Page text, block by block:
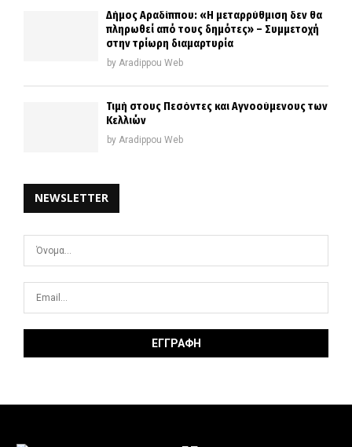
Δήμος Αραδίππου: «Η μεταρρύθμιση δεν θα
πληρωθεί από τους δημότες» – Συμμετοχή
στην τρίωρη διαμαρτυρία
by Aradippou Web
Τιμή στους Πεσόντες και Αγνοούμενους των
Κελλιών
by Aradippou Web
NEWSLETTER